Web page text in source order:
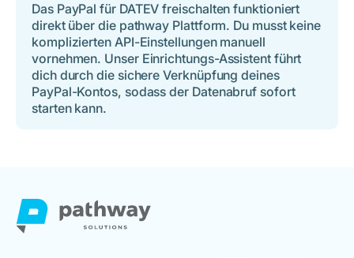
Das PayPal für DATEV freischalten funktioniert
direkt über die pathway Plattform. Du musst keine
komplizierten API-Einstellungen manuell
vornehmen. Unser Einrichtungs-Assistent führt
dich durch die sichere Verknüpfung deines
PayPal-Kontos, sodass der Datenabruf sofort
starten kann.